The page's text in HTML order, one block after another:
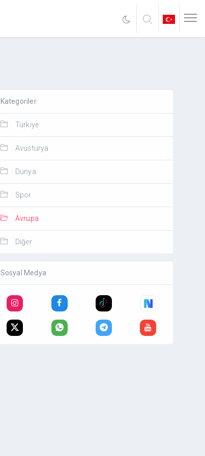
Kategoriler
Türkiye
Avusturya
Dünya
Spor
Avrupa
Diğer
Sosyal Medya